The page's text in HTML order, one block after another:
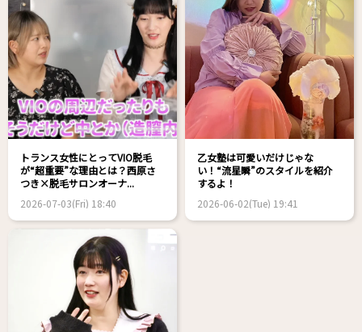
トランス女性にとってVIO脱毛
が“超重要”な理由とは？西原さ
つき×脱毛サロンオーナ...
2026-07-03(Fri) 18:40
乙女塾は可愛いだけじゃな
い！“流星瞬”のスタイルを紹介
するよ！
2026-06-02(Tue) 19:41